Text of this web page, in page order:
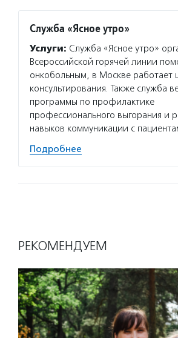
Служба «Ясное утро»
Услуги: Служба «Ясное утро»
Всероссийской горячей линии
онкобольным, в Москве работает
консультирования. Также служба
программы по профилактике
профессионального выгорания и
навыков коммуникации с
Подробнее
РЕКОМЕНДУЕМ